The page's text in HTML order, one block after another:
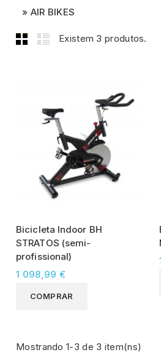
AIR BIKES
Existem 3 produtos.
Bicicleta Indoor BH
STRATOS (semi-
profissional)
1 098,99 €
COMPRAR
Mostrando 1-3 de 3 item(ns)